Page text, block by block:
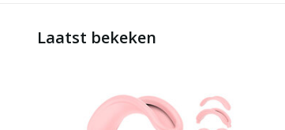
Laatst bekeken